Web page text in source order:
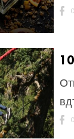
0
0